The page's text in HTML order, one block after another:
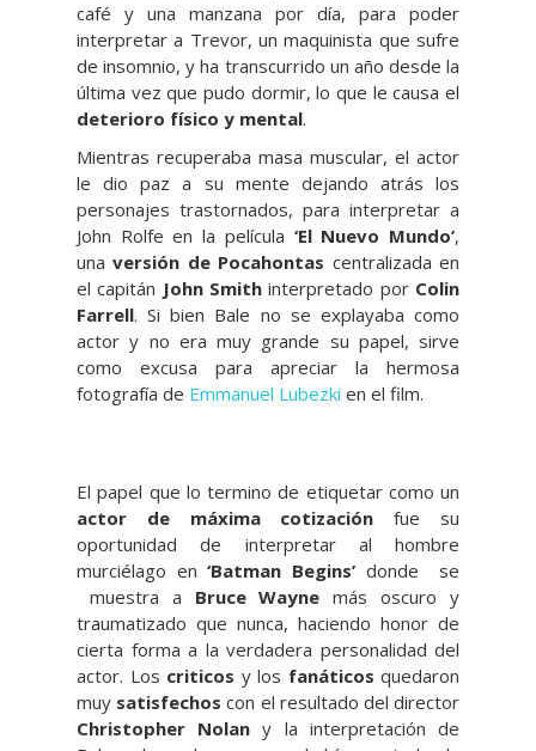
café y una manzana por día, para poder
interpretar a Trevor, un maquinista que sufre
de insomnio, y ha transcurrido un año desde la
última vez que pudo dormir, lo que le causa el
deterioro físico y mental.
Mientras recuperaba masa muscular, el actor
le dio paz a su mente dejando atrás los
personajes trastornados, para interpretar a
John Rolfe en la película ‘El Nuevo Mundo’,
unaversión de Pocahontas centralizada en
el capitán John Smith interpretado por Colin
Farrell. Si bien Bale no se explayaba como
actor y no era muy grande su papel, sirve
como excusa para apreciar la hermosa
fotografía de Emmanuel Lubezki en el film.
El papel que lo termino de etiquetar como un
actor
de máxima cotización fue su
oportunidad de interpretar al hombre
murciélago en‘Batman Begins’ donde se
muestra a Bruce Wayne más oscuro y
traumatizado que nunca, haciendo honor de
cierta forma a la verdadera personalidad del
actor. Los criticos y los fanáticos quedaron
muy satisfechos con el resultado del director
Christopher Nolan y la interpretación de